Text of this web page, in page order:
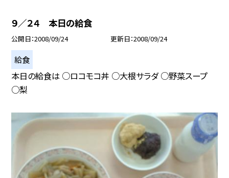
９／２４ 本日の給食
公開日 2008/09/24 更新日 2008/09/24
給食
本日の給食は ○ロコモコ丼 ○大根サラダ ○野菜スープ
○梨